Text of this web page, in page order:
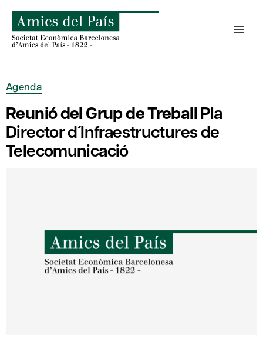
content
Agenda
Reunió del Grup de TreballPla
Director d´Infraestructures de
Telecomunicació